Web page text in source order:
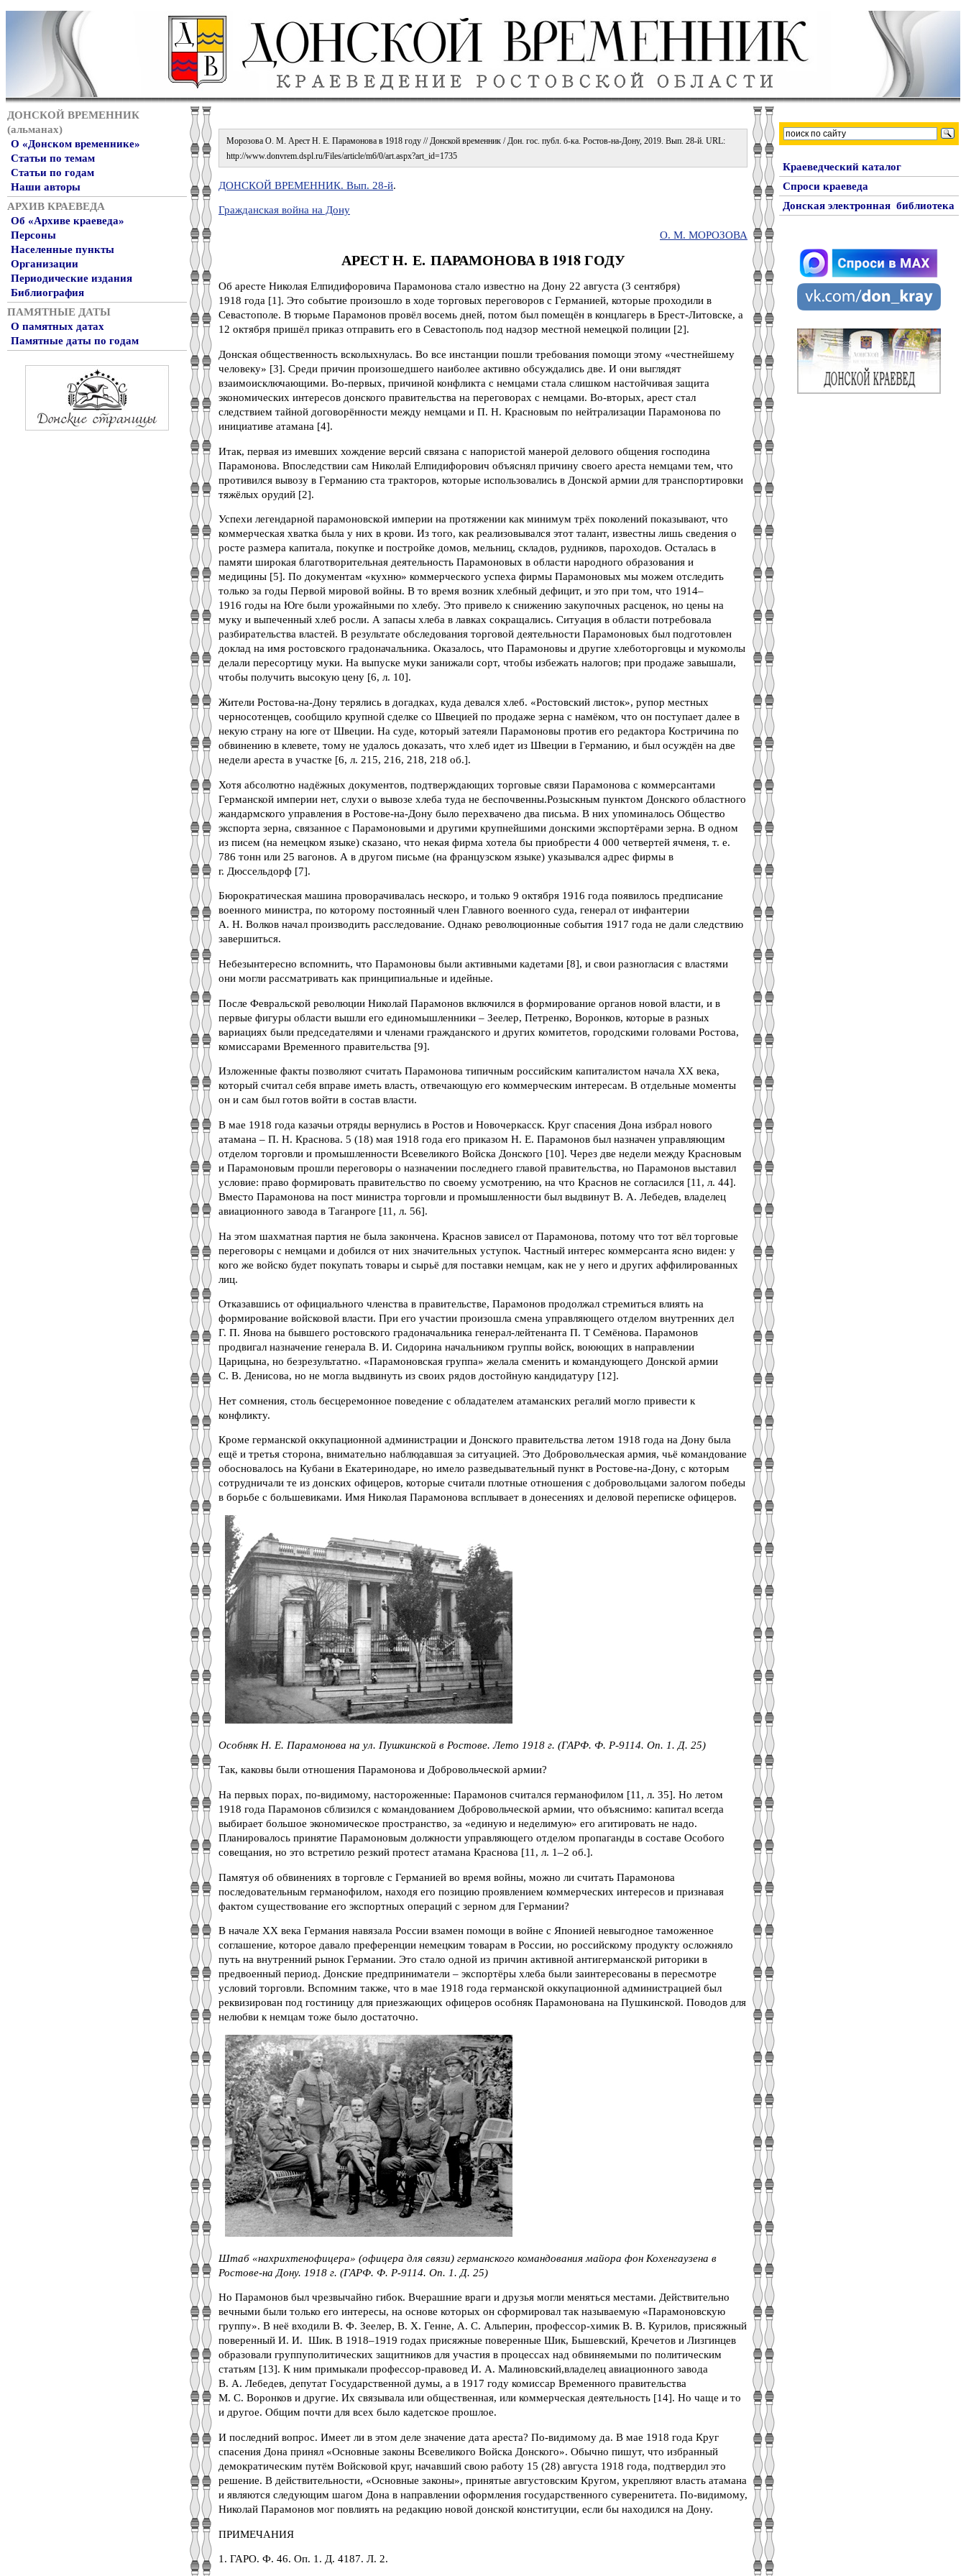
ДОНСКОЙ ВРЕМЕННИК
(альманах)
О «Донском временнике»
Статьи по темам
Статьи по годам
Наши авторы
АРХИВ КРАЕВЕДА
Об «Архиве краеведа»
Персоны
Населенные пункты
Организации
Периодические издания
Библиография
ПАМЯТНЫЕ ДАТЫ
О памятных датах
Памятные даты по годам
Морозова О. М. Арест Н. Е. Парамонова в 1918 году // Донской временник / Дон. гос. публ. б-ка. Ростов-на-Дону, 2019. Вып. 28-й. URL:
http://www.donvrem.dspl.ru/Files/article/m6/0/art.aspx?art_id=1735
ДОНСКОЙ ВРЕМЕННИК. Вып. 28-й.
Гражданская война на Дону
О. М. МОРОЗОВА
АРЕСТ Н. Е. ПАРАМОНОВА В 1918 ГОДУ
Об аресте Николая Елпидифоровича Парамонова стало известно на Дону 22 августа (3 сентября)
1918 года [1]. Это событие произошло в ходе торговых переговоров с Германией, которые проходили в
Севастополе. В тюрьме Парамонов провёл восемь дней, потом был помещён в концлагерь в Брест-Литовске, а
12 октября пришёл приказ отправить его в Севастополь под надзор местной немецкой полиции [2].
Донская общественность всколыхнулась. Во все инстанции пошли требования помощи этому «честнейшему
человеку» [3]. Среди причин произошедшего наиболее активно обсуждались две. И они выглядят
взаимоисключающими. Во-первых, причиной конфликта с немцами стала слишком настойчивая защита
экономических интересов донского правительства на переговорах с немцами. Во-вторых, арест стал
следствием тайной договорённости между немцами и П. Н. Красновым по нейтрализации Парамонова по
инициативе атамана [4].
Итак, первая из имевших хождение версий связана с напористой манерой делового общения господина
Парамонова. Впоследствии сам Николай Елпидифорович объяснял причину своего ареста немцами тем, что
противился вывозу в Германию ста тракторов, которые использовались в Донской армии для транспортировки
тяжёлых орудий [2].
Успехи легендарной парамоновской империи на протяжении как минимум трёх поколений показывают, что
коммерческая хватка была у них в крови. Из того, как реализовывался этот талант, известны лишь сведения о
росте размера капитала, покупке и постройке домов, мельниц, складов, рудников, пароходов. Осталась в
памяти широкая благотворительная деятельность Парамоновых в области народного образования и
медицины [5]. По документам «кухню» коммерческого успеха фирмы Парамоновых мы можем отследить
только за годы Первой мировой войны. В то время возник хлебный дефицит, и это при том, что 1914–
1916 годы на Юге были урожайными по хлебу. Это привело к снижению закупочных расценок, но цены на
муку и выпеченный хлеб росли. А запасы хлеба в лавках сокращались. Ситуация в области потребовала
разбирательства властей. В результате обследования торговой деятельности Парамоновых был подготовлен
доклад на имя ростовского градоначальника. Оказалось, что Парамоновы и другие хлеботорговцы и мукомолы
делали пересортицу муки. На выпуске муки занижали сорт, чтобы избежать налогов; при продаже завышали,
чтобы получить высокую цену [6, л. 10].
Жители Ростова-на-Дону терялись в догадках, куда девался хлеб. «Ростовский листок», рупор местных
черносотенцев, сообщило крупной сделке со Швецией по продаже зерна с намёком, что он поступает далее в
некую страну на юге от Швеции. На суде, который затеяли Парамоновы против его редактора Костричина по
обвинению в клевете, тому не удалось доказать, что хлеб идет из Швеции в Германию, и был осуждён на две
недели ареста в участке [6, л. 215, 216, 218, 218 об.].
Хотя абсолютно надёжных документов, подтверждающих торговые связи Парамонова с коммерсантами
Германской империи нет, слухи о вывозе хлеба туда не беспочвенны.Розыскным пунктом Донского областного
жандармского управления в Ростове-на-Дону было перехвачено два письма. В них упоминалось Общество
экспорта зерна, связанное с Парамоновыми и другими крупнейшими донскими экспортёрами зерна. В одном
из писем (на немецком языке) сказано, что некая фирма хотела бы приобрести 4 000 четвертей ячменя, т. е.
786 тонн или 25 вагонов. А в другом письме (на французском языке) указывался адрес фирмы в
г. Дюссельдорф [7].
Бюрократическая машина проворачивалась нескоро, и только 9 октября 1916 года появилось предписание
военного министра, по которому постоянный член Главного военного суда, генерал от инфантерии
А. Н. Волков начал производить расследование. Однако революционные события 1917 года не дали следствию
завершиться.
Небезынтересно вспомнить, что Парамоновы были активными кадетами [8], и свои разногласия с властями
они могли рассматривать как принципиальные и идейные.
После Февральской революции Николай Парамонов включился в формирование органов новой власти, и в
первые фигуры области вышли его единомышленники – Зеелер, Петренко, Воронков, которые в разных
вариациях были председателями и членами гражданского и других комитетов, городскими головами Ростова,
комиссарами Временного правительства [9].
Изложенные факты позволяют считать Парамонова типичным российским капиталистом начала ХХ века,
который считал себя вправе иметь власть, отвечающую его коммерческим интересам. В отдельные моменты
он и сам был готов войти в состав власти.
В мае 1918 года казачьи отряды вернулись в Ростов и Новочеркасск. Круг спасения Дона избрал нового
атамана – П. Н. Краснова. 5 (18) мая 1918 года его приказом Н. Е. Парамонов был назначен управляющим
отделом торговли и промышленности Всевеликого Войска Донского [10]. Через две недели между Красновым
и Парамоновым прошли переговоры о назначении последнего главой правительства, но Парамонов выставил
условие: право формировать правительство по своему усмотрению, на что Краснов не согласился [11, л. 44].
Вместо Парамонова на пост министра торговли и промышленности был выдвинут В. А. Лебедев, владелец
авиационного завода в Таганроге [11, л. 56].
На этом шахматная партия не была закончена. Краснов зависел от Парамонова, потому что тот вёл торговые
переговоры с немцами и добился от них значительных уступок. Частный интерес коммерсанта ясно виден: у
кого же войско будет покупать товары и сырьё для поставки немцам, как не у него и других аффилированных
лиц.
Отказавшись от официального членства в правительстве, Парамонов продолжал стремиться влиять на
формирование войсковой власти. При его участии произошла смена управляющего отделом внутренних дел
Г. П. Янова на бывшего ростовского градоначальника генерал-лейтенанта П. Т Семёнова. Парамонов
продвигал назначение генерала В. И. Сидорина начальником группы войск, воюющих в направлении
Царицына, но безрезультатно. «Парамоновская группа» желала сменить и командующего Донской армии
С. В. Денисова, но не могла выдвинуть из своих рядов достойную кандидатуру [12].
Нет сомнения, столь бесцеремонное поведение с обладателем атаманских регалий могло привести к
конфликту.
Кроме германской оккупационной администрации и Донского правительства летом 1918 года на Дону была
ещё и третья сторона, внимательно наблюдавшая за ситуацией. Это Добровольческая армия, чьё командование
обосновалось на Кубани в Екатеринодаре, но имело разведывательный пункт в Ростове-на-Дону, с которым
сотрудничали те из донских офицеров, которые считали плотные отношения с добровольцами залогом победы
в борьбе с большевиками. Имя Николая Парамонова всплывает в донесениях и деловой переписке офицеров.
Особняк Н. Е. Парамонова на ул. Пушкинской в Ростове. Лето 1918 г. (ГАРФ. Ф. Р-9114. Оп. 1. Д. 25)
Так, каковы были отношения Парамонова и Добровольческой армии?
На первых порах, по-видимому, настороженные: Парамонов считался германофилом [11, л. 35]. Но летом
1918 года Парамонов сблизился с командованием Добровольческой армии, что объяснимо: капитал всегда
выбирает большое экономическое пространство, за «единую и неделимую» его агитировать не надо.
Планировалось принятие Парамоновым должности управляющего отделом пропаганды в составе Особого
совещания, но это встретило резкий протест атамана Краснова [11, л. 1–2 об.].
Памятуя об обвинениях в торговле с Германией во время войны, можно ли считать Парамонова
последовательным германофилом, находя его позицию проявлением коммерческих интересов и признавая
фактом существование его экспортных операций с зерном для Германии?
В начале ХХ века Германия навязала России взамен помощи в войне с Японией невыгодное таможенное
соглашение, которое давало преференции немецким товарам в России, но российскому продукту осложняло
путь на внутренний рынок Германии. Это стало одной из причин активной антигерманской риторики в
предвоенный период. Донские предприниматели – экспортёры хлеба были заинтересованы в пересмотре
условий торговли. Вспомним также, что в мае 1918 года германской оккупационной администрацией был
реквизирован под гостиницу для приезжающих офицеров особняк Парамонована на Пушкинской. Поводов для
нелюбви к немцам тоже было достаточно.
Штаб «нахрихтенофицера» (офицера для связи) германского командования майора фон Кохенгаузена в
Ростове-на Дону. 1918 г. (ГАРФ. Ф. Р-9114. Оп. 1. Д. 25)
Но Парамонов был чрезвычайно гибок. Вчерашние враги и друзья могли меняться местами. Действительно
вечными были только его интересы, на основе которых он сформировал так называемую «Парамоновскую
группу». В неё входили В. Ф. Зеелер, В. Х. Генне, А. С. Альперин, профессор-химик В. В. Курилов, присяжный
поверенный И. И. Шик. В 1918–1919 годах присяжные поверенные Шик, Бышевский, Кречетов и Лизгинцев
образовали группуполитических защитников для участия в процессах над обвиняемыми по политическим
статьям [13]. К ним примыкали профессор-правовед И. А. Малиновский,владелец авиационного завода
В. А. Лебедев, депутат Государственной думы, а в 1917 году комиссар Временного правительства
М. С. Воронков и другие. Их связывала или общественная, или коммерческая деятельность [14]. Но чаще и то
и другое. Общим почти для всех было кадетское прошлое.
И последний вопрос. Имеет ли в этом деле значение дата ареста? По-видимому да. В мае 1918 года Круг
спасения Дона принял «Основные законы Всевеликого Войска Донского». Обычно пишут, что избранный
демократическим путём Войсковой круг, начавший свою работу 15 (28) августа 1918 года, подтвердил это
решение. В действительности, «Основные законы», принятые августовским Кругом, укрепляют власть атамана
и являются следующим шагом Дона в направлении оформления государственного суверенитета. По-видимому,
Николай Парамонов мог повлиять на редакцию новой донской конституции, если бы находился на Дону.
ПРИМЕЧАНИЯ
1. ГАРО. Ф. 46. Оп. 1. Д. 4187. Л. 2.
Краеведческий каталог
Спроси краеведа
Донская электронная библиотека